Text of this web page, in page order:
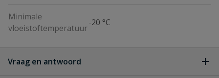
Minimale
vloeistoftemperatuur
-20 °C
Vraag en antwoord